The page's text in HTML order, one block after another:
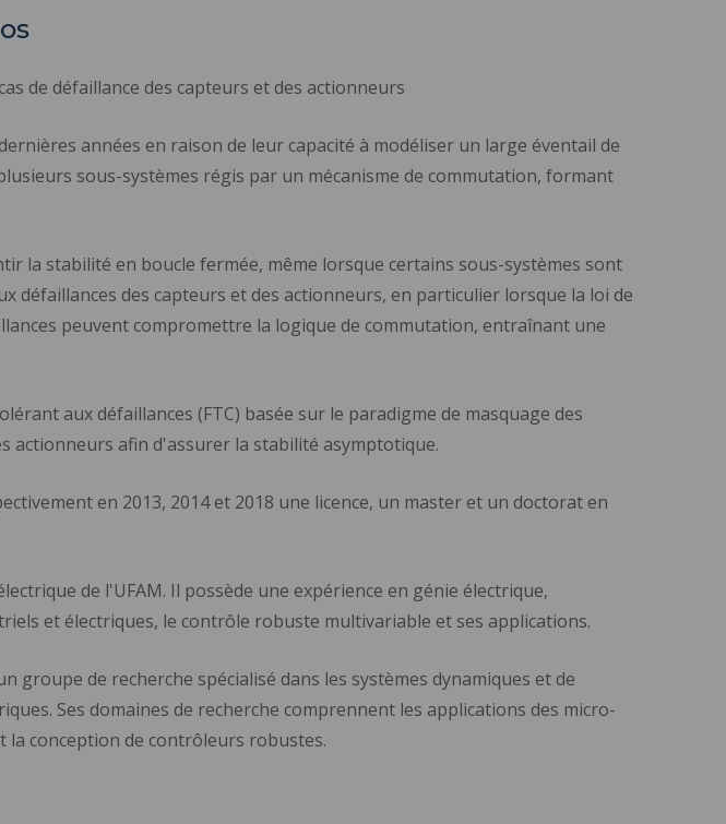
de défaillance des capteurs et des actionneurs
années en raison de leur capacité à modéliser un large éventail de
sous-systèmes régis par un mécanisme de commutation, formant
la stabilité en boucle fermée, même lorsque certains sous-systèmes sont
défaillances des capteurs et des actionneurs, en particulier lorsque la loi de
peuvent compromettre la logique de commutation, entraînant une
aux défaillances (FTC) basée sur le paradigme de masquage des
actionneurs afin d'assurer la stabilité asymptotique.
en 2013, 2014 et 2018 une licence, un master et un doctorat en
de l'UFAM. Il possède une expérience en génie électrique,
et électriques, le contrôle robuste multivariable et ses applications.
groupe de recherche spécialisé dans les systèmes dynamiques et de
Ses domaines de recherche comprennent les applications des micro-
conception de contrôleurs robustes.